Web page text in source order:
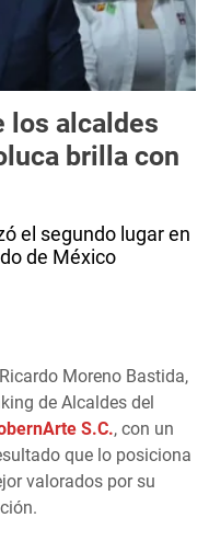
los alcaldes
brilla con
el segundo lugar en
de México
Moreno Bastida,
de Alcaldes del
S.C., con un
que lo posiciona
valorados por su